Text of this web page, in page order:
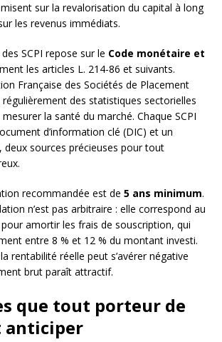
sur la revalorisation du capital à long
les revenus immédiats.
SCPI repose sur le Code monétaire et
les articles L. 214-86 et suivants.
Française des Sociétés de Placement
des statistiques sectorielles
la santé du marché. Chaque SCPI
d’information clé (DIC) et un
deux sources précieuses pour tout
recommandée est de 5 ans minimum.
n’est pas arbitraire : elle correspond au
amortir les frais de souscription, qui
entre 8 % et 12 % du montant investi.
rentabilité réelle peut s’avérer négative
brut paraît attractif.
que tout porteur de
anticiper